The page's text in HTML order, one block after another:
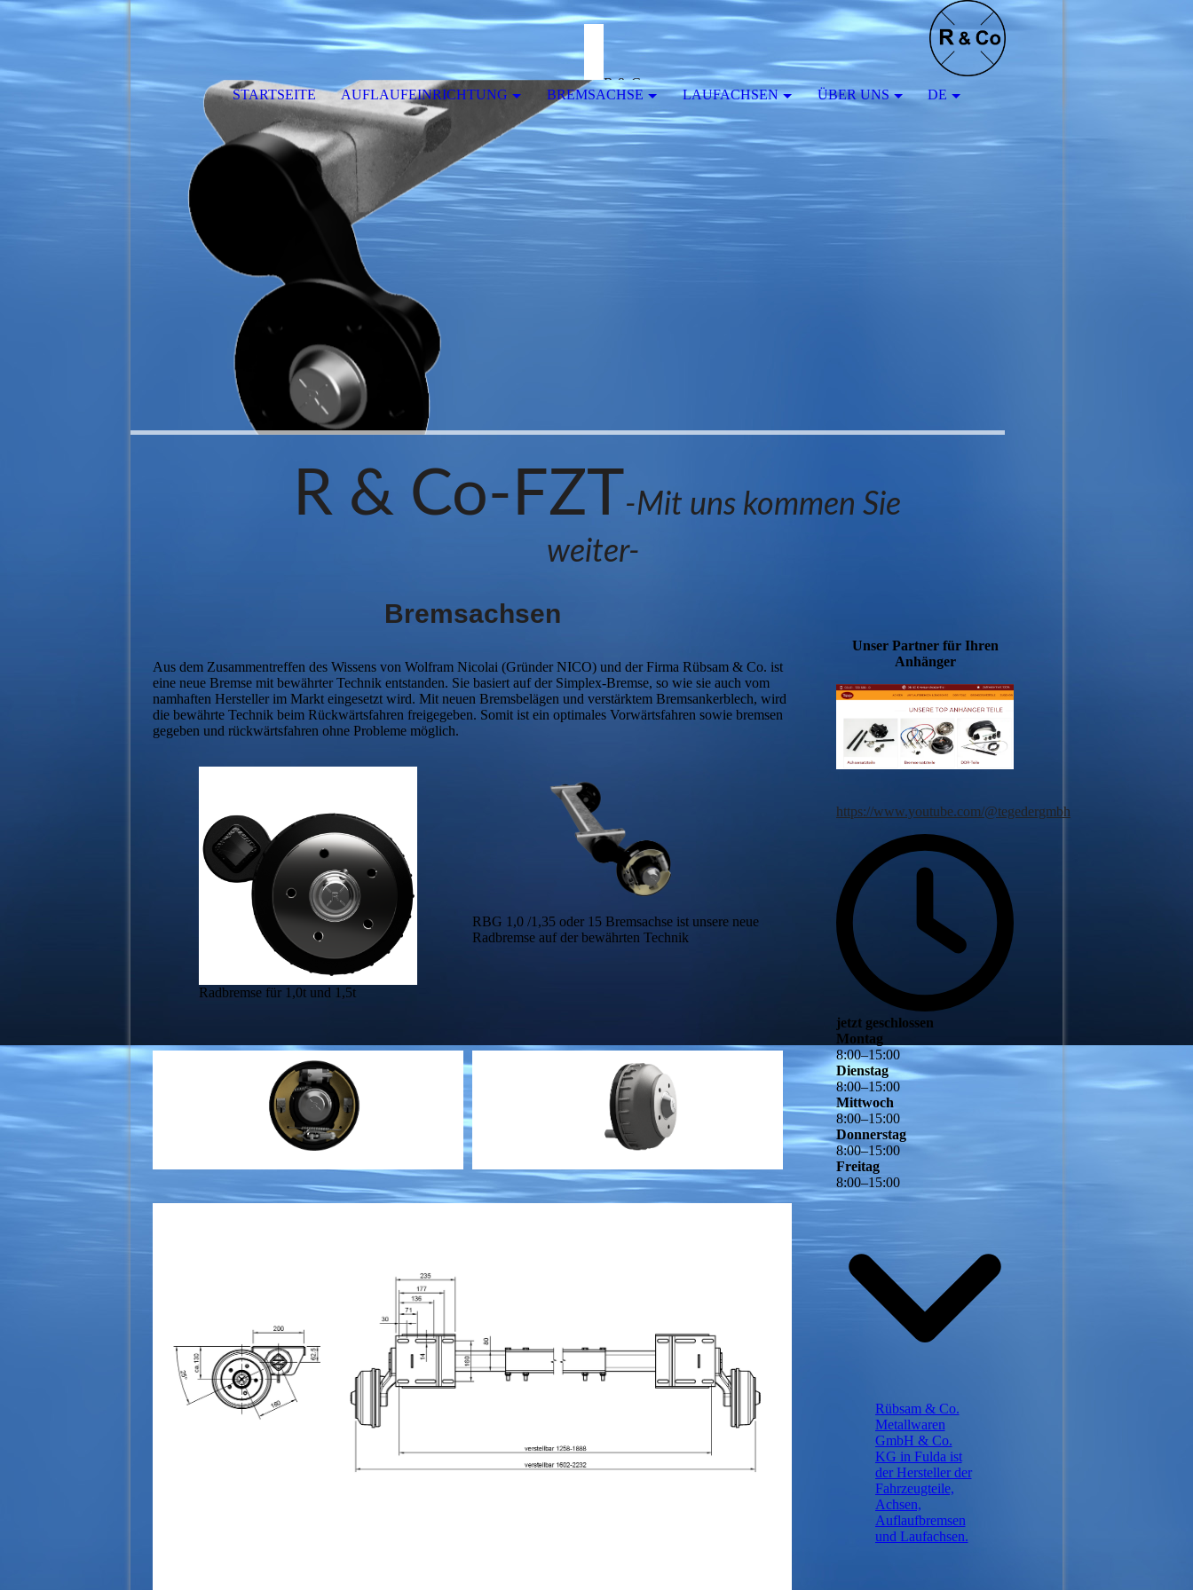
R & Co
STARTSEITE AUFLAUFEINRICHTUNG BREMSACHSE LAUFACHSEN ÜBER UNS DE
R & Co-FZT-Mit uns kommen Sie
weiter-
Bremsachsen
Aus dem Zusammentreffen des Wissens von Wolfram Nicolai (Gründer NICO) und der Firma Rübsam & Co. ist
eine neue Bremse mit bewährter Technik entstanden. Sie basiert auf der Simplex-Bremse, so wie sie auch vom
namhaften Hersteller im Markt eingesetzt wird. Mit neuen Bremsbelägen und verstärktem Bremsankerblech, wird
die bewährte Technik beim Rückwärtsfahren freigegeben. Somit ist ein optimales Vorwärtsfahren sowie bremsen
gegeben und rückwärtsfahren ohne Probleme möglich.
Radbremse für 1,0t und 1,5t
RBG 1,0 /1,35 oder 15 Bremsachse ist unsere neue
Radbremse auf der bewährten Technik
Unser Partner für Ihren
Anhänger
https://www.youtube.com/@tegedergmbh
jetzt geschlossen
Montag
8:00–15:00
Dienstag
8:00–15:00
Mittwoch
8:00–15:00
Donnerstag
8:00–15:00
Freitag
8:00–15:00
Rübsam & Co.
Metallwaren
GmbH & Co.
KG in Fulda ist
der Hersteller der
Fahrzeugteile,
Achsen,
Auflaufbremsen
und Laufachsen.